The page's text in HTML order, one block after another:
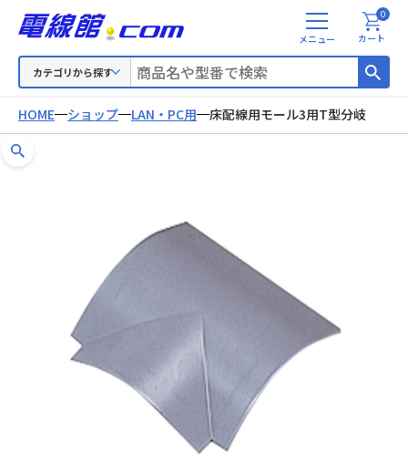
カテゴリから探す
メ
ニ
カート
0
HOME ショップ LAN・PC用 床配線用モール3用T型分岐